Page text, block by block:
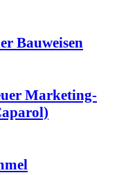
Bauweisen
Marketing-